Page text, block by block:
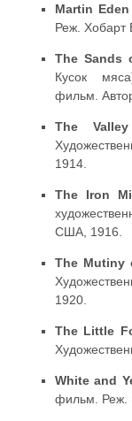
Martin Eden
Реж. Хобарт
The Sands
Кусок
фильм.
The
1914.
The Iron
США, 1916.
The Mutiny
1920.
The Little
White and
фильм. Реж.